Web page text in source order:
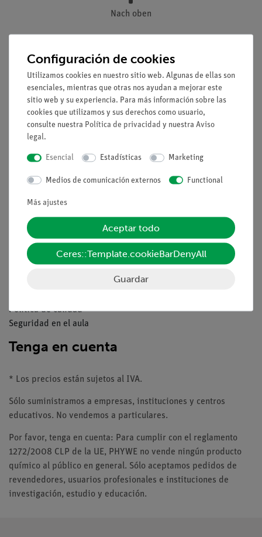
Nach oben
Aviso lega
Contacto
Condiciones comerciales generales
Declaración de privacidad
Pie de imprenta
Servicio
Resumen del servicio
Descargas
Seminarios web & vídeos
Servicio al cliente
Compañía
Política de calidad
Seguridad en el aula
Tenga en cuenta
* Los precios están sujetos al IVA.
Sólo suministramos a empresas, instituciones y centros
educativos. No vendemos a particulares.
Por favor, tenga en cuenta: Para cumplir con el reglamento
1272/2008 CLP de la UE, PHYWE no vende ningún producto
químico al público en general. Sólo aceptamos pedidos de
revendedores, usuarios profesionales e instituciones de
investigación, estudio y educación.
Configuración de cookies
Utilizamos cookies en nuestro sitio web. Algunas de ellas son
esenciales, mientras que otras nos ayudan a mejorar este
sitio web y su experiencia. Para más información sobre las
cookies que utilizamos y sus derechos como usuario,
consulte nuestra Política de privacidad y nuestra Aviso
legal.
Esencial Estadísticas Marketing
Medios de comunicación externos Functional
Más ajustes
Aceptar todo
Ceres::Template.cookieBarDenyAll
Guardar